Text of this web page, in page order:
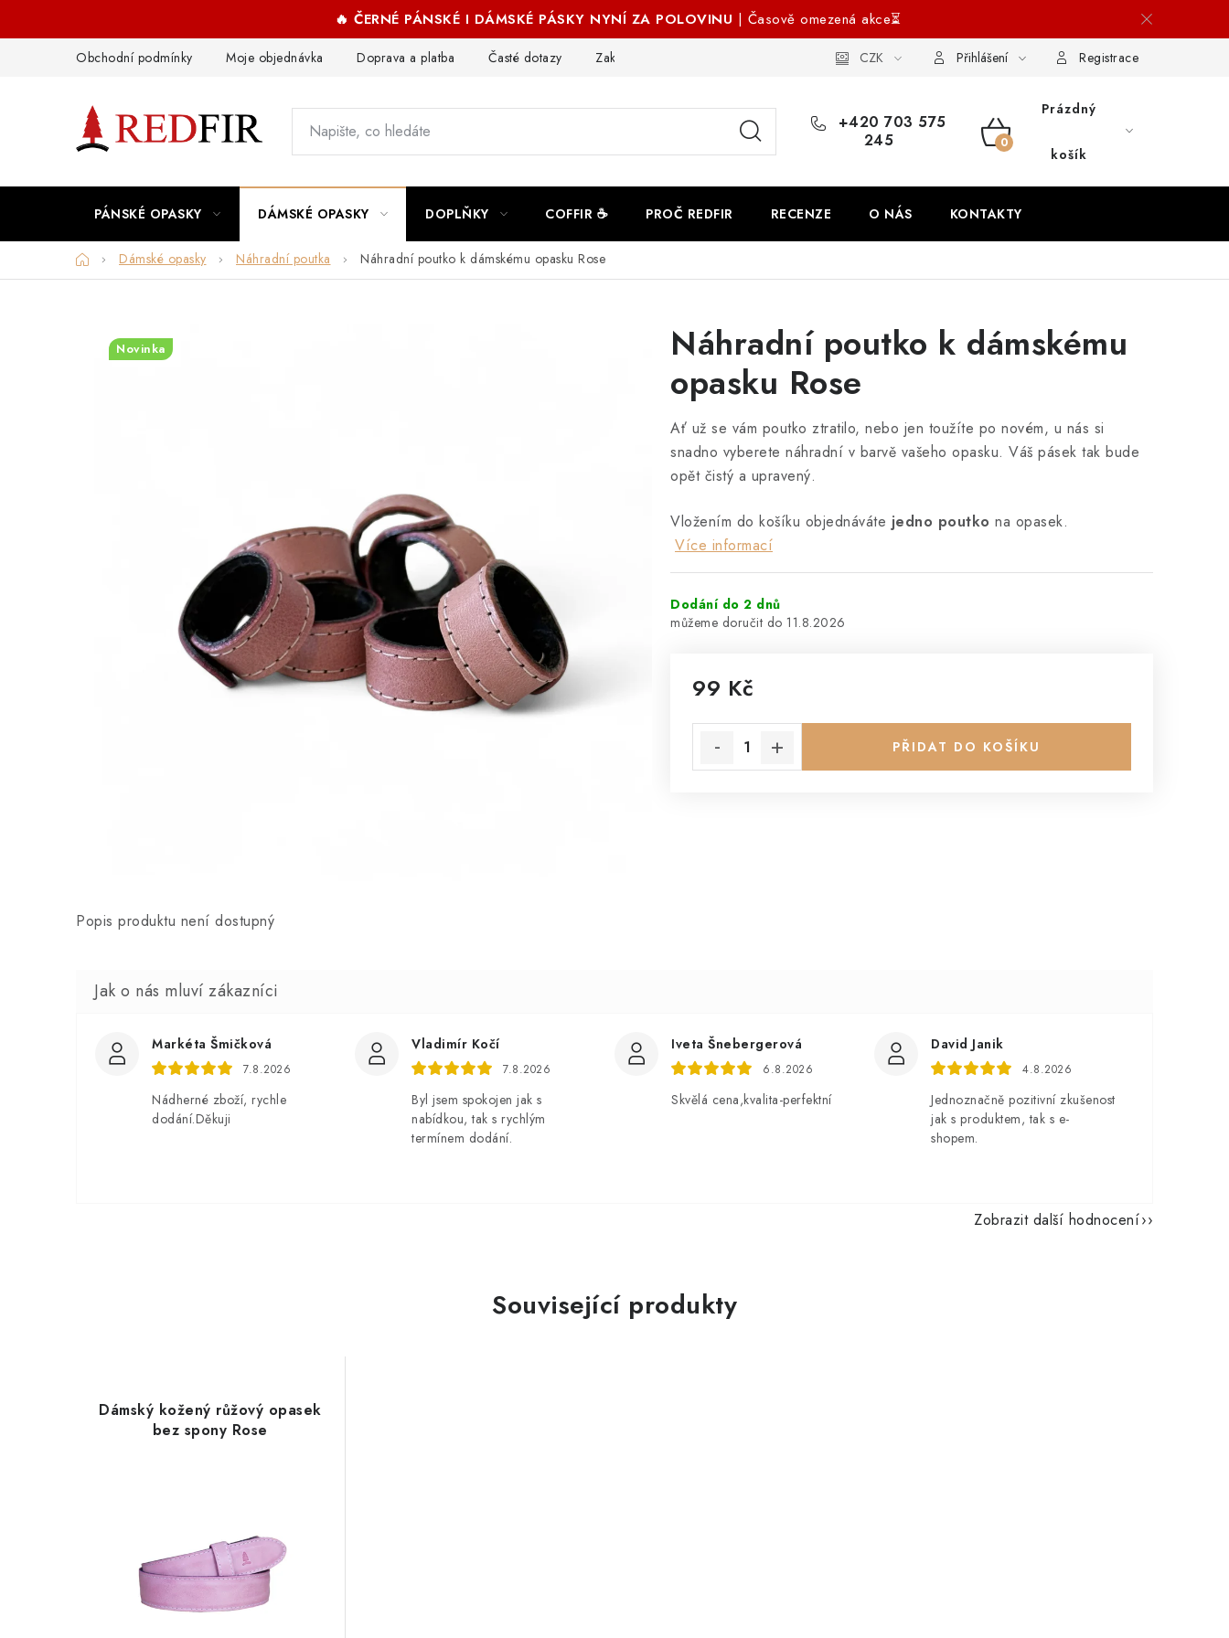
🔥 ČERNÉ PÁNSKÉ I DÁMSKÉ PÁSKY NYNÍ ZA POLOVINU | Časově omezená akce⏳
Obchodní podmínky Moje objednávka Doprava a platba Časté dotazy Zakázková výroba Ochrana osobních údajů Reklamace a vrácení Blog
CZK Přihlášení Registrace
+420 703 575
245
NÁKUPNÍ
Prázdný
košík
PÁNSKÉ OPASKY DÁMSKÉ OPASKY DOPLŇKY COFFIR ☕ PROČ REDFIR RECENZE O NÁS KONTAKTY
DomůDámské opasky Náhradní poutka Náhradní poutko k dámskému opasku Rose
Náhradní poutko k dámskému
opasku Rose
Ať už se vám poutko ztratilo, nebo jen toužíte po novém, u nás si
snadno vyberete náhradní v barvě vašeho opasku. Váš pásek tak bude
opět čistý a upravený.
Vložením do košíku objednáváte jedno poutko na opasek.
Více informací
Dodání do 2 dnů
11.8.2026
99 Kč
PŘIDAT DO KOŠÍKU
Novinka
Popis produktu není dostupný
Markéta Šmičková
7.8.2026
Nádherné zboží, rychle
dodání.Děkuji
Vladimír Kočí
7.8.2026
Byl jsem spokojen jak s
nabídkou, tak s rychlým
termínem dodání.
Iveta Šnebergerová
6.8.2026
Skvělá cena,kvalita-perfektní
David Janik
4.8.2026
Jednoznačně pozitivní zkušenost
jak s produktem, tak s e-
shopem.
Zobrazit další hodnocení
Související produkty
Dámský kožený růžový opasek
bez spony Rose